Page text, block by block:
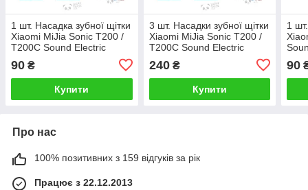
1 шт. Насадка зубної щітки
Xiaomi MiJia Sonic T200 /
T200C Sound Electric
Toothbrush Колір на вибір
90 ₴
Купити
3 шт. Насадки зубної щітки
Xiaomi MiJia Sonic T200 /
T200C Sound Electric
Toothbrush Колір на вибір
240₴
Купити
1
90
Про нас
100% позитивних з 159 відгуків за рік
Працює з 22.12.2013